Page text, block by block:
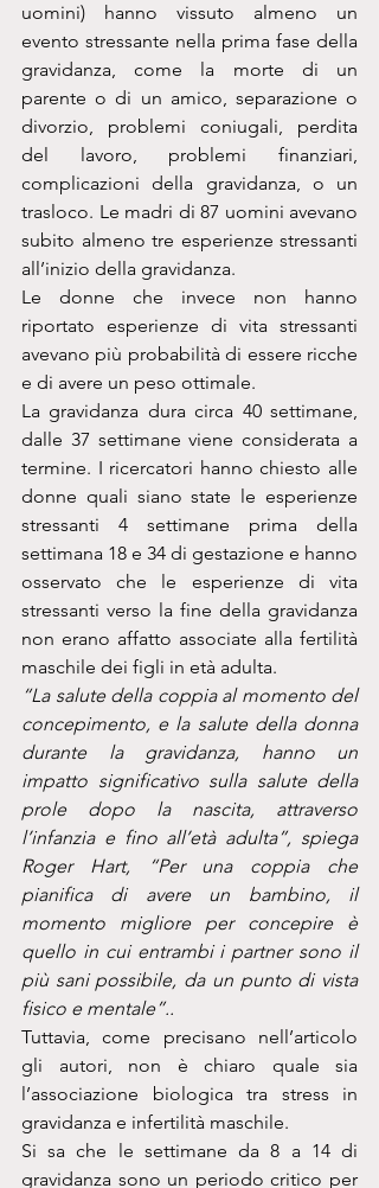
uomini) hanno vissuto almeno un
evento stressante nella prima fase della
gravidanza, come la morte di un
parente o di un amico, separazione o
divorzio, problemi coniugali, perdita
del lavoro, problemi finanziari,
complicazioni della gravidanza, o un
trasloco. Le madri di 87 uomini avevano
subito almeno tre esperienze stressanti
all’inizio della gravidanza.
Le donne che invece non hanno
riportato esperienze di vita stressanti
avevano più probabilità di essere ricche
e di avere un peso ottimale.
La gravidanza dura circa 40 settimane,
dalle 37 settimane viene considerata a
termine. I ricercatori hanno chiesto alle
donne quali siano state le esperienze
stressanti 4 settimane prima della
settimana 18 e 34 di gestazione e hanno
osservato che le esperienze di vita
stressanti verso la fine della gravidanza
non erano affatto associate alla fertilità
maschile dei figli in età adulta.
“La salute della coppia al momento del
concepimento, e la salute della donna
durante la gravidanza, hanno un
impatto significativo sulla salute della
prole dopo la nascita, attraverso
l’infanzia e fino all’età adulta”, spiega
Roger Hart, “Per una coppia che
pianifica di avere un bambino, il
momento migliore per concepire è
quello in cui entrambi i partner sono il
più sani possibile, da un punto di vista
fisico e mentale”..
Tuttavia, come precisano nell’articolo
gli autori, non è chiaro quale sia
l’associazione biologica tra stress in
gravidanza e infertilità maschile.
Si sa che le settimane da 8 a 14 di
gravidanza sono un periodo critico per